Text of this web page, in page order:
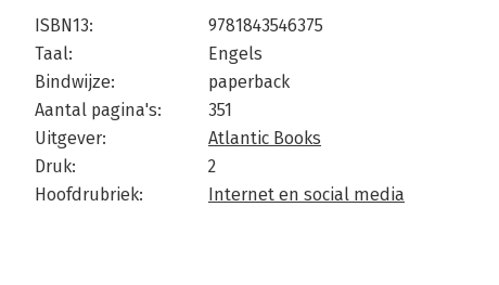
ISBN13:
9781843546375
Taal:
Engels
Bindwijze:
paperback
Aantal pagina's:
351
Uitgever:
Atlantic Books
Druk:
2
Hoofdrubriek:
Internet en social media